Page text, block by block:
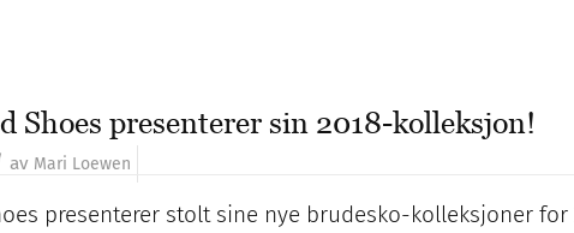
Shoes presenterer sin 2018-kolleksjon!
av Mari Loewen
presenterer stolt sine nye brudesko-kolleksjoner for